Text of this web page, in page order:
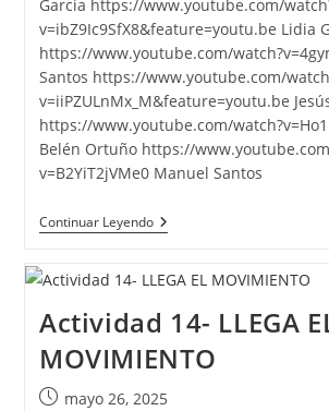
Garcia https://www.youtube.com/
v=ibZ9Ic9SfX8&feature=youtu.be Lidia
https://www.youtube.com/
Santos https://www.youtube.com/
v=iiPZULnMx_M&feature=youtu.be
https://www.youtube.com/
Belén Ortuño https://
v=B2YiT2jVMe0 Manuel Santos
Continuar LeyendoActividad
15-
–
Equipo
Fútbol
Actividad 14- LLEGA
MOVIMIENTO
Publicación
mayo 26, 2025